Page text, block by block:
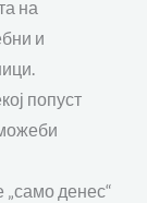
на
и
попуст
„само денес“